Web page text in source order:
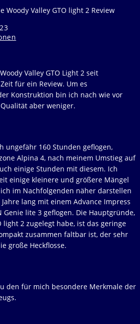
Valley GTO Light 2 seit
für ein Review. Um es
Konstruktion bin ich nach wie vor
aber weniger.
ungefähr 160 Stunden geflogen,
Alpina 4, nach meinem Umstieg auf
einige Stunden mit diesem. Ich
einige kleinere und größere Mängel
im Nachfolgenden näher darstellen
lang mit einem Advance Impress
Genie lite 3 geflogen. Die Hauptgründe,
light 2 zugelegt habe, ist das geringe
zusammen faltbar ist, der sehr
große Heckflosse.
den für mich besondere Merkmale der